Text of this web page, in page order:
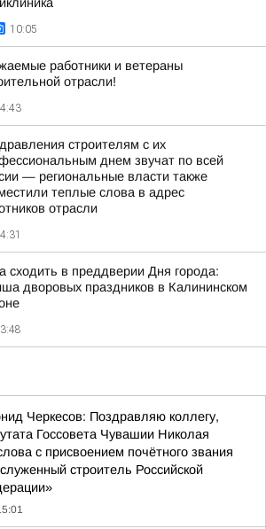
10:05
работники и ветераны
отрасли!
строителям с их
днем звучат по всей
— региональные власти также
теплые слова в адрес
отрасли
сходить в преддверии Дня города:
дворовых праздников в Калининском
Черкесов: Поздравляю коллегу,
Госсовета Чувашии Николая
с присвоением почётного звания
строитель Российской